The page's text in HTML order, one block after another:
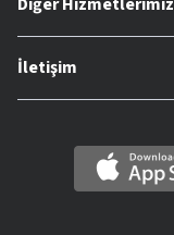
İletişim